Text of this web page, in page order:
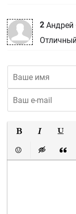
2 Андрей
Вставить смайлик
Вставка